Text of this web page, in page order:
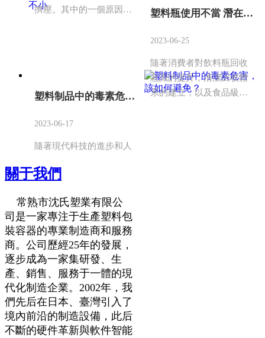
擠壓。其中的一個原因是,
塑料瓶使用不當 潛在風險不小
2023-06-25
隨著消費者對飲料瓶回收
意識的提升，清潔回收體
系的建立，以及食品級塑
塑料制品中的毒素危害，該如何避免？
2023-06-17
隨著現代科技的進步和人
制品已成為我們日常生活
料袋、塑料容器、塑料飲
料瓶等等。同時，塑料制
品中的某些毒素也引起了
人們的關注，它們可能對
人體健康帶來危害。
關于我們
常熟市沈氏塑業有限公
司是一家專注于生產塑料包
裝容器的專業制造商和服務
商。公司歷經25年的發展，
逐步成為一家集研發、生
產、銷售、服務于一體的現
代化制造企業。2002年，我
們先后在日本、臺灣引入了
境內前沿的制造設備，此后
不斷的硬件革新與軟件智能